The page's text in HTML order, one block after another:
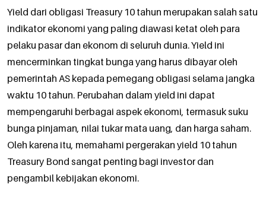
Yield dari obligasi Treasury 10 tahun merupakan salah satu
indikator ekonomi yang paling diawasi ketat oleh para
pelaku pasar dan ekonom di seluruh dunia. Yield ini
mencerminkan tingkat bunga yang harus dibayar oleh
pemerintah AS kepada pemegang obligasi selama jangka
waktu 10 tahun. Perubahan dalam yield ini dapat
mempengaruhi berbagai aspek ekonomi, termasuk suku
bunga pinjaman, nilai tukar mata uang, dan harga saham.
Oleh karena itu, memahami pergerakan yield 10 tahun
Treasury Bond sangat penting bagi investor dan
pengambil kebijakan ekonomi.